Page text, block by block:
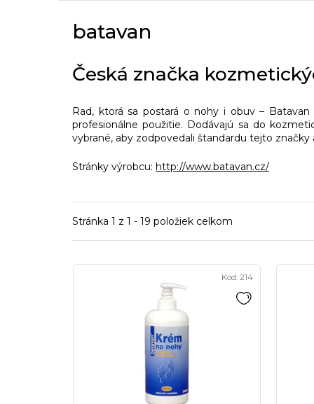
batavan
Česká značka
Rad, ktorá sa postará o nohy i obuv –
profesionálne použitie. Dodávajú sa do
vybrané, aby zodpovedali štandardu tejto značky
Stránky výrobcu: http://www.batavan.cz/
Stránka 1 z 1 - 19 položiek celkom
V
Kód: 214